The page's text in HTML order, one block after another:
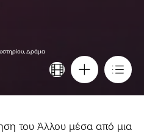
Δράμα
του Άλλου μέσα από μια